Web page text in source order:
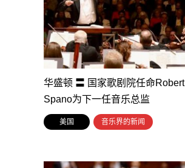
华盛顿 〓 国家歌剧院任命Robert
Spano为下一任音乐总监
美国 音乐界的新闻